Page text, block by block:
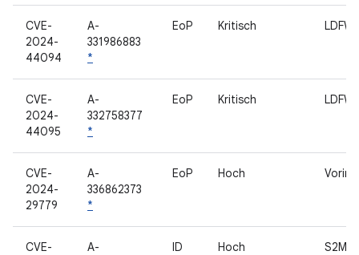
CVE-
2024-
44094
A-
331986883
*
EoP Kritisch LDFW
CVE-
2024-
44095
A-
332758377
*
EoP Kritisch LDFW
CVE-
2024-
29779
A-
336862373
*
EoP Hoch
CVE-
A-
ID Hoch